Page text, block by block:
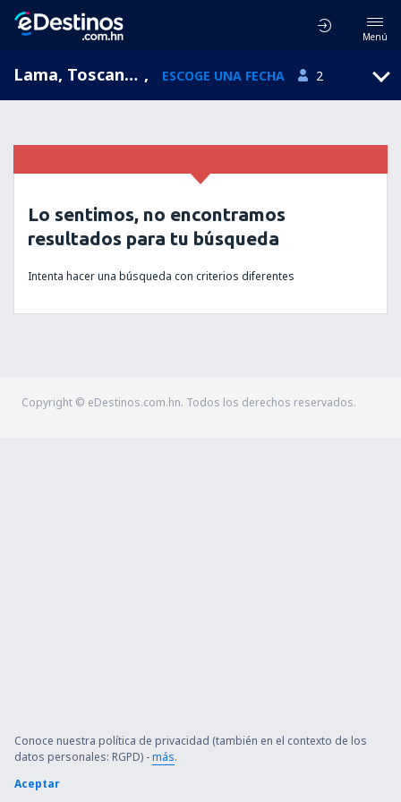
Menú
Lama, Toscana, Italia , ESCOGE UNA FECHA 2
Lo sentimos, no encontramos
resultados para tu búsqueda
Intenta hacer una búsqueda con criterios diferentes
Copyright © eDestinos.com.hn. Todos los derechos reservados.
Conoce nuestra política de privacidad (también en el contexto de los
datos personales: RGPD) -más.
Aceptar